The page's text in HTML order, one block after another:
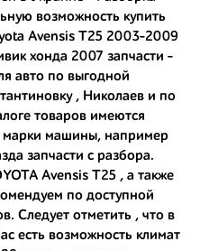
от контрафактных
именно нашу
продавца. Если вам
деталей для японских
интернет-магазина
партию. Также мы поможем с
– хорошее решение.
возможность купить
Avensis T25 2003-2009
хонда 2007 запчасти -
авто по выгодной
, Николаев и по
товаров имеются
марки машины, например
запчасти с разбора.
Avensis T25 , а также
по доступной
Следует отметить , что в
есть возможность климат